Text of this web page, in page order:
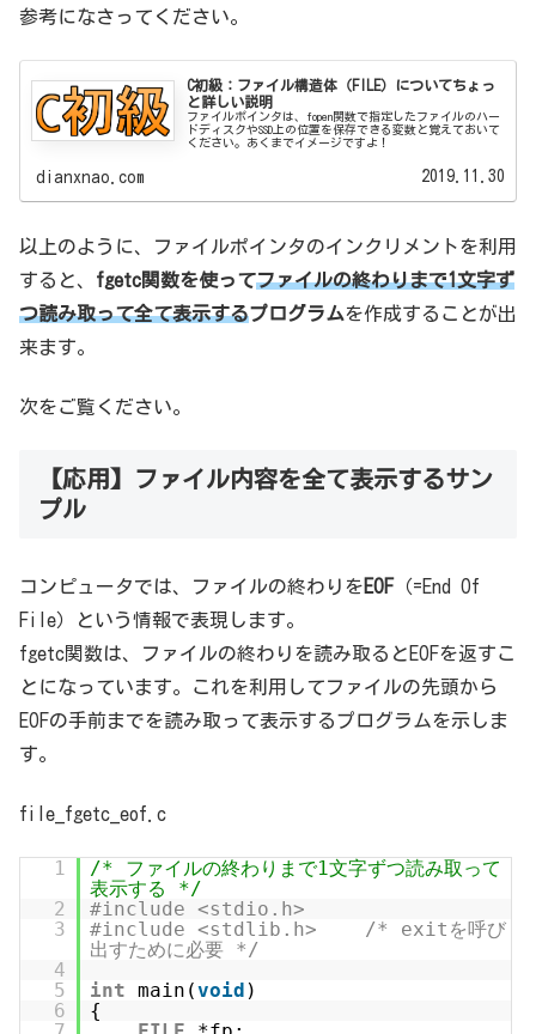
参考になさってください。
C初級：ファイル構造体（FILE）についてちょっ
と詳しい説明
ファイルポインタは、fopen関数で指定したファイルのハー
ドディスクやSSD上の位置を保存できる変数と覚えておいて
ください。あくまでイメージですよ！
dianxnao.com 2019.11.30
以上のように、ファイルポインタのインクリメントを利用
すると、 fgetc関数を使ってファイルの終わりまで1文字ず
つ読み取って全て表示するプログラムを作成することが出
来ます。
次をご覧ください。
【応用】ファイル内容を全て表示するサン
プル
コンピュータでは、ファイルの終わりをEOF（=End Of
File）という情報で表現します。
fgetc関数は、ファイルの終わりを読み取るとEOFを返すこ
とになっています。これを利用してファイルの先頭から
EOFの手前までを読み取って表示するプログラムを示しま
す。
file_fgetc_eof.c
1
/* ファイルの終わりまで1文字ずつ読み取って
表示する */
2
#include <stdio.h>
3
#include <stdlib.h> /* exitを呼び
出すために必要 */
4
5
int main(void )
6
{